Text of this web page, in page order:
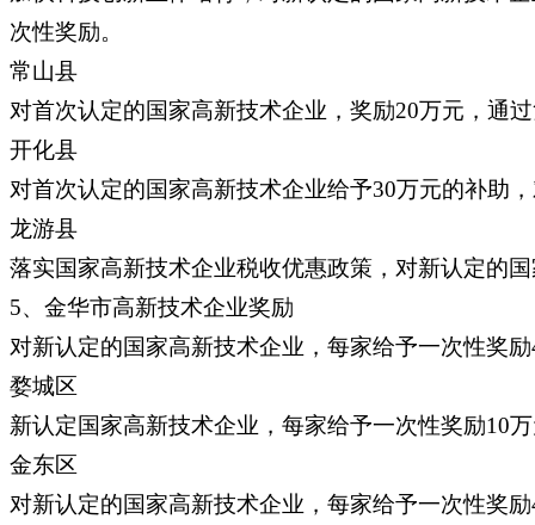
次性奖励。
常山县
对首次认定的国家高新技术企业，奖励20万元，通
开化县
对首次认定的国家高新技术企业给予30万元的补助
龙游县
落实国家高新技术企业税收优惠政策，对新认定的
5、金华市高新技术企业奖励
对新认定的国家高新技术企业，每家给予一次性奖
婺城区
新认定国家高新技术企业，每家给予一次性奖励10
金东区
对新认定的国家高新技术企业，每家给予一次性奖